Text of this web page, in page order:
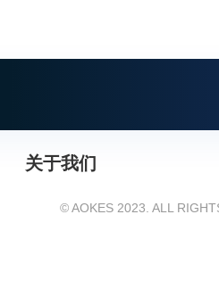
关于我们
© AOKES 2023. ALL